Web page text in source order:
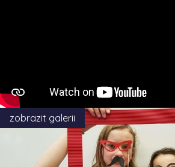
zobrazit galerii